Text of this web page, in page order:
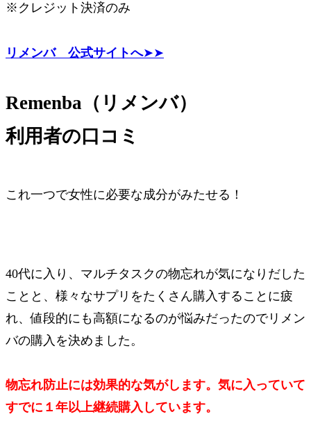
※ クレジット決済のみ
リメンバ 公式サイトへ➤➤
Remenba（リメンバ）
利用者の口コミ
これ一つで女性に必要な成分がみたせる！
40代に入り、マルチタスクの物忘れが気になりだした
ことと、様々なサプリをたくさん購入することに疲
れ、値段的にも高額になるのが悩みだったのでリメン
バの購入を決めました。
物忘れ防止には効果的な気がします。気に入っていて
すでに１年以上継続購入しています。